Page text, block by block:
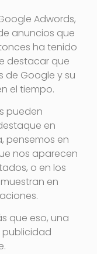
Adwords,
anuncios que
ha tenido
destacar que
de Google y su
el tiempo.
pueden
en
pensemos en
nos aparecen
o en los
en
que eso, una